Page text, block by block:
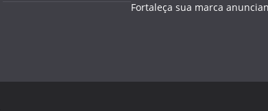
Fortaleça sua marca